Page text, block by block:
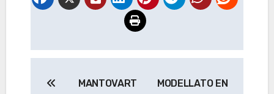
MANTOVART
MODELLATO EN